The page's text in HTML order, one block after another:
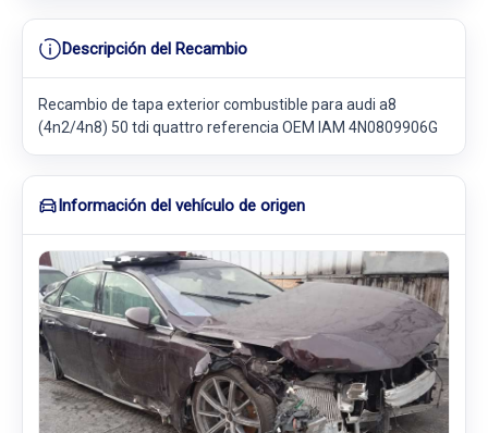
Descripción del Recambio
Recambio de tapa exterior combustible para audi a8
(4n2/4n8) 50 tdi quattro referencia OEM IAM 4N0809906G
Información del vehículo de origen